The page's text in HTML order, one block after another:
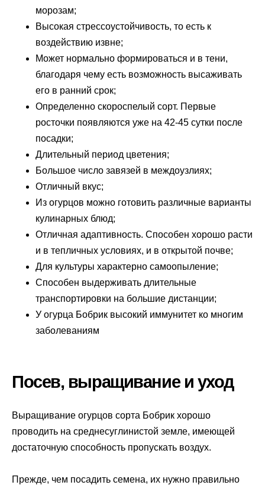
морозам;
Высокая стрессоустойчивость, то есть к
воздействию извне;
Может нормально формироваться и в тени,
благодаря чему есть возможность высаживать
его в ранний срок;
Определенно скороспелый сорт. Первые
росточки появляются уже на 42-45 сутки после
посадки;
Длительный период цветения;
Большое число завязей в междоузлиях;
Отличный вкус;
Из огурцов можно готовить различные варианты
кулинарных блюд;
Отличная адаптивность. Способен хорошо расти
и в тепличных условиях, и в открытой почве;
Для культуры характерно самоопыление;
Способен выдерживать длительные
транспортировки на большие дистанции;
У огурца Бобрик высокий иммунитет ко многим
заболеваниям
Посев, выращивание и уход
Выращивание огурцов сорта Бобрик хорошо
проводить на среднесуглинистой земле, имеющей
достаточную способность пропускать воздух.
Прежде, чем посадить семена, их нужно правильно